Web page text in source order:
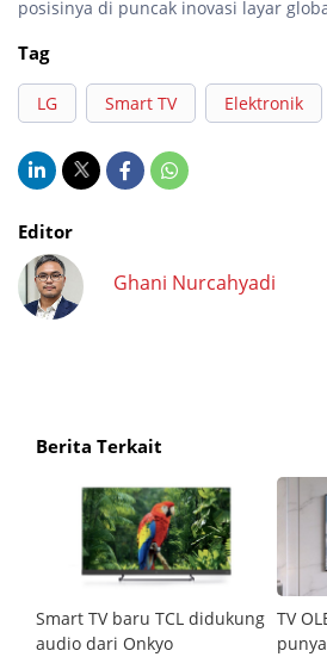
posisinya di puncak inovasi layar
Tag
LG Smart TV Elektronik
Editor
Ghani Nurcahyadi
Berita Terkait
Smart TV baru TCL didukung
audio dari Onkyo
TV